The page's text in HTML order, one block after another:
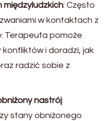
międzyludzkich: Często
w kontaktach z
Terapeuta pomoże
i doradzi, jak
radzić sobie z
nastrój:
stany obniżonego